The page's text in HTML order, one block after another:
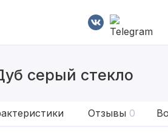
серый стекло
Отзывы 0